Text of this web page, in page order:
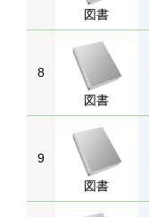
図書
8
図書
9
図書